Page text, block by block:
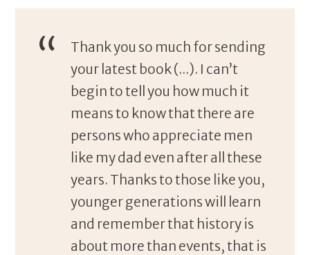
Thank you so much for sending
your latest book (...). I can’t
begin to tell you how much it
means to know that there are
persons who appreciate men
like my dad even after all these
years. Thanks to those like you,
younger generations will learn
and remember that history is
about more than events, that is